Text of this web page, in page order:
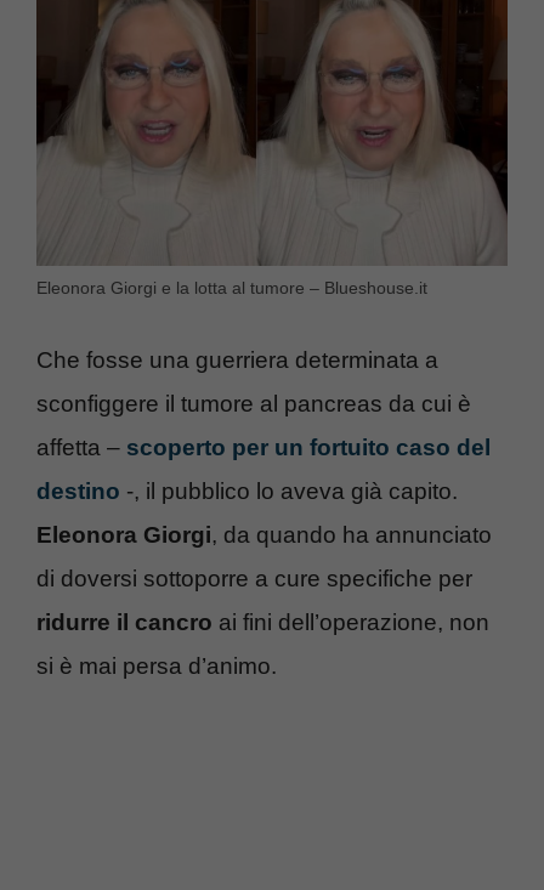
Eleonora Giorgi e la lotta al tumore – Blueshouse.it
Che fosse una guerriera determinata a
sconfiggere il tumore al pancreas da cui è
affetta – scoperto per un fortuito caso del
destino -, il pubblico lo aveva già capito.
Eleonora Giorgi, da quando ha annunciato
di doversi sottoporre a cure specifiche per
ridurre il cancro ai fini dell’operazione, non
si è mai persa d’animo.